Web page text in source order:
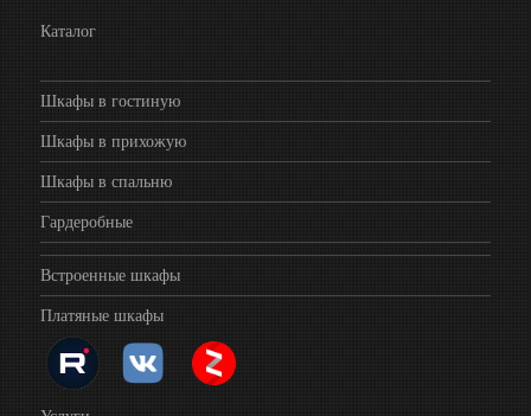
Каталог
Шкафы в гостиную
Шкафы в прихожую
Шкафы в спальню
Гардеробные
Встроенные шкафы
Платяные шкафы